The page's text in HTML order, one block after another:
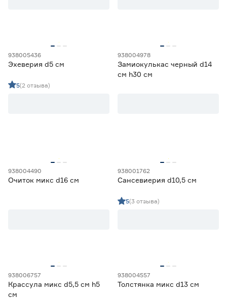
Нидерланды
Польша
938005436
Эхеверия d5 см
5(2 отзыва)
938004978
Замиокулькас черный d14
см h30 см
938004490
Очиток микс d16 см
938001762
Сансевиерия d10,5 см
5(3 отзыва)
938006757
Крассула микс d5,5 см h5
см
938004557
Толстянка микс d13 см